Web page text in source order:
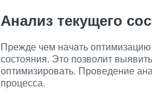
Анализ текущего
Прежде чем начать
состояния. Это позволит
оптимизировать. Проведение
процесса.